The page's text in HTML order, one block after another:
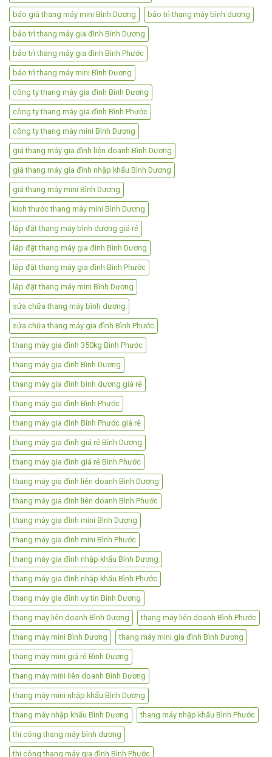
báo giá thang máy mini Bình Dương bảo trì thang máy bình dương
bảo trì thang máy gia đình Bình Dương
bảo trì thang máy gia đình Bình Phước
bảo trì thang máy mini Bình Dương
công ty thang máy gia đình Bình Dương
công ty thang máy gia đình Bình Phước
công ty thang máy mini Bình Dương
giá thang máy gia đình liên doanh Bình Dương
giá thang máy gia đình nhập khẩu Bình Dương
giá thang máy mini Bình Dương
kích thước thang máy mini Bình Dương
lắp đặt thang máy bình dương giá rẻ
lắp đặt thang máy gia đình Bình Dương
lắp đặt thang máy gia đình Bình Phước
lắp đặt thang máy mini Bình Dương
sửa chữa thang máy bình dương
sửa chữa thang máy gia đình Bình Phước
thang máy gia đình 350kg Bình Phước
thang máy gia đình Bình Dương
thang máy gia đình bình dương giá rẻ
thang máy gia đình Bình Phước
thang máy gia đình Bình Phước giá rẻ
thang máy gia đình giá rẻ Bình Dương
thang máy gia đình giá rẻ Bình Phước
thang máy gia đình liên doanh Bình Dương
thang máy gia đình liên doanh Bình Phước
thang máy gia đình mini Bình Dương
thang máy gia đình mini Bình Phước
thang máy gia đình nhập khẩu Bình Dương
thang máy gia đình nhập khẩu Bình Phước
thang máy gia đình uy tín Bình Dương
thang máy liên doanh Bình Dương thang máy liên doanh Bình Phước
thang máy mini Bình Dương thang máy mini gia đình Bình Dương
thang máy mini giá rẻ Bình Dương
thang máy mini liên doanh Bình Dương
thang máy mini nhập khẩu Bình Dương
thang máy nhập khẩu Bình Dương thang máy nhập khẩu Bình Phước
thi công thang máy bình dương
thi công thang máy gia đình Bình Phước